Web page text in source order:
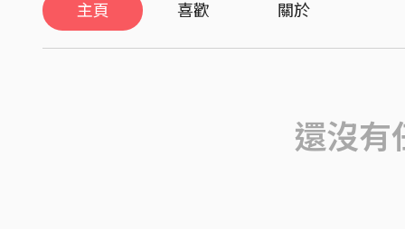
主頁 喜歡 關於
還沒有